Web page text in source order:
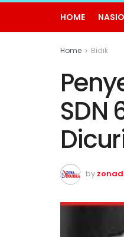
HOME
Home Bidik
SDN
by